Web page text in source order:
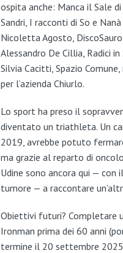
ospita anche: Manca il Sale di
Sandri, I racconti di So e Nanà
Nicoletta Agosto,
Alessandro De Cillia, Radici
Silvia Cacitti, Spazio
per l’azienda Chiurlo.
Lo sport ha preso il
diventato un triathleta. Un
2019, avrebbe potuto
ma grazie al reparto di
Udine sono ancora qui — con
tumore — a raccontare
Obiettivi futuri? Completare
Ironman prima dei 60 anni
termine il 20 settembre 2025